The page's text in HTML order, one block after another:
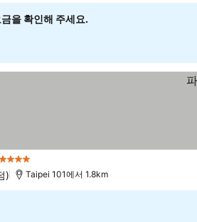
을 확인해 주세요.
4 성급
) Taipei 101에서 1.8km